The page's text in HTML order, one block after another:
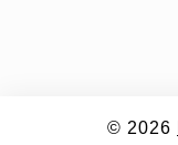
© 2026